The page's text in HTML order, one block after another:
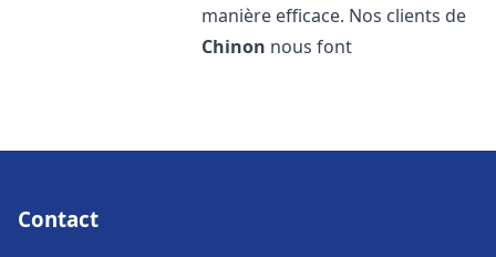
manière efficace. Nos clients de
Chinon nous font
Contact